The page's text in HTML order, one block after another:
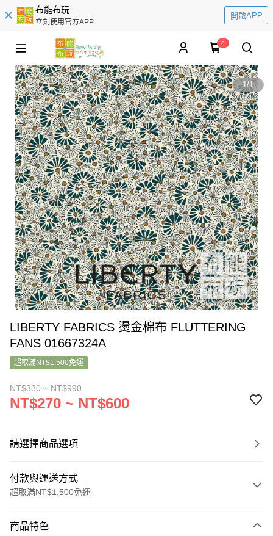
布能布玩
立刻使用官方APP
開啟APP
0
1/1
LIBERTY FABRICS 燙金棉布 FLUTTERING
FANS 01667324A
超取滿NT$1,500免運
NT$330 ~ NT$990
NT$270 ~ NT$600
請選擇商品選項
付款與運送方式
超取滿NT$1,500免運
信用卡一次付款
商品特色